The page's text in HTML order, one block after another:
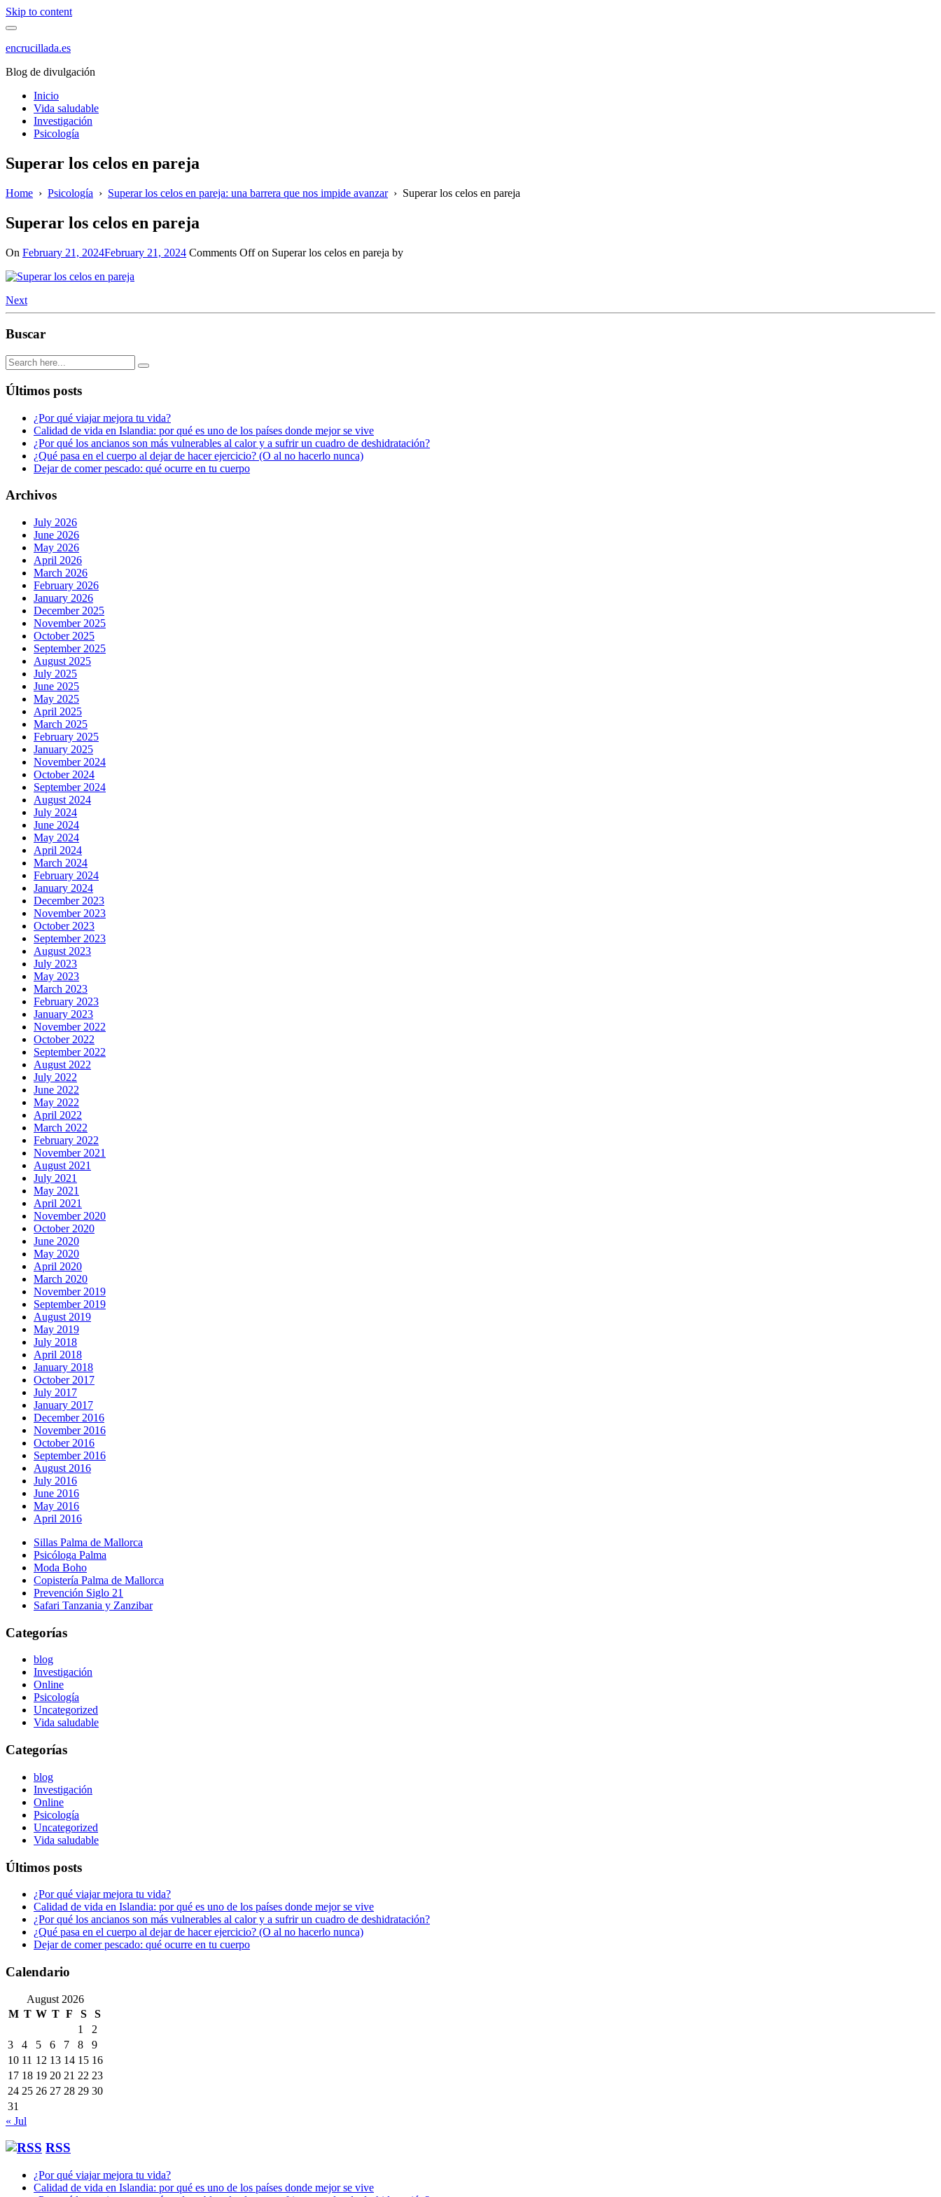
Skip to content
encrucillada.es
Blog de divulgación
Inicio
Vida saludable
Investigación
Psicología
Superar los celos en pareja
Home › Psicología › Superar los celos en pareja: una barrera que nos impide avanzar› Superar los celos en pareja
Superar los celos en pareja
On February 21, 2024February 21, 2024 Comments Offon Superar los celos en pareja by
Next
Buscar
Últimos posts
¿Por qué viajar mejora tu vida?
Calidad de vida en Islandia: por qué es uno de los países donde mejor se vive
¿Por qué los ancianos son más vulnerables al calor y a sufrir un cuadro de deshidratación?
¿Qué pasa en el cuerpo al dejar de hacer ejercicio? (O al no hacerlo nunca)
Dejar de comer pescado: qué ocurre en tu cuerpo
Archivos
July 2026
June 2026
May 2026
April 2026
March 2026
February 2026
January 2026
December 2025
November 2025
October 2025
September 2025
August 2025
July 2025
June 2025
May 2025
April 2025
March 2025
February 2025
January 2025
November 2024
October 2024
September 2024
August 2024
July 2024
June 2024
May 2024
April 2024
March 2024
February 2024
January 2024
December 2023
November 2023
October 2023
September 2023
August 2023
July 2023
May 2023
March 2023
February 2023
January 2023
November 2022
October 2022
September 2022
August 2022
July 2022
June 2022
May 2022
April 2022
March 2022
February 2022
November 2021
August 2021
July 2021
May 2021
April 2021
November 2020
October 2020
June 2020
May 2020
April 2020
March 2020
November 2019
September 2019
August 2019
May 2019
July 2018
April 2018
January 2018
October 2017
July 2017
January 2017
December 2016
November 2016
October 2016
September 2016
August 2016
July 2016
June 2016
May 2016
April 2016
Sillas Palma de Mallorca
Psicóloga Palma
Moda Boho
Copistería Palma de Mallorca
Prevención Siglo 21
Safari Tanzania y Zanzibar
Categorías
blog
Investigación
Online
Psicología
Uncategorized
Vida saludable
Categorías
blog
Investigación
Online
Psicología
Uncategorized
Vida saludable
Últimos posts
¿Por qué viajar mejora tu vida?
Calidad de vida en Islandia: por qué es uno de los países donde mejor se vive
¿Por qué los ancianos son más vulnerables al calor y a sufrir un cuadro de deshidratación?
¿Qué pasa en el cuerpo al dejar de hacer ejercicio? (O al no hacerlo nunca)
Dejar de comer pescado: qué ocurre en tu cuerpo
Calendario
August 2026
M T W T F S
S
1
2
3
4 5 6 7 8
9
10 11 12 13 14 15 16
17 18 19 20 21 22 23
24 25 26 27 28 29 30
31
« Jul
RSS
¿Por qué viajar mejora tu vida?
Calidad de vida en Islandia: por qué es uno de los países donde mejor se vive